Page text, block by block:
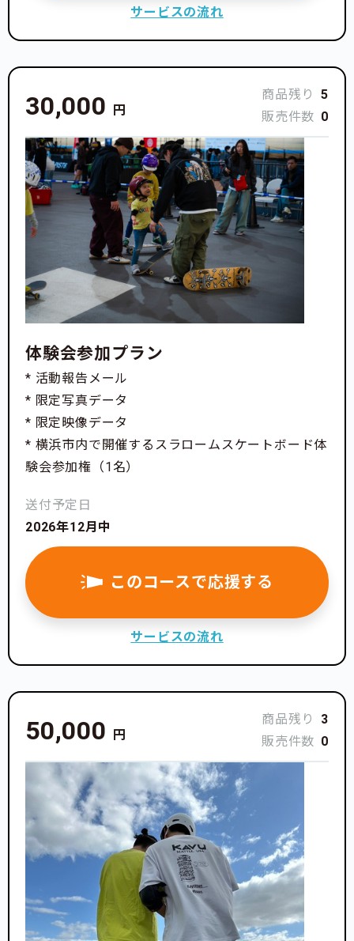
サービスの流れ
30,000 円
商品残り
5
販売件数 0
体験会参加プラン
* 活動報告メール
* 限定写真データ
* 限定映像データ
* 横浜市内で開催するスラロームスケートボード体
験会参加権（1名）
送付予定日
2026年12月中
このコースで応援する
サービスの流れ
50,000 円
商品残り
3
販売件数 0